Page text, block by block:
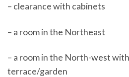
– clearance with cabinets
– a room in the Northeast
– a room in the North-west
terrace/garden